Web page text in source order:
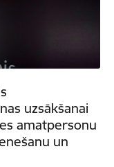
uzsākšanai
amatpersonu
un